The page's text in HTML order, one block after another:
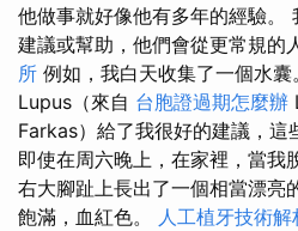
他做事就好像他有多年的經驗。
建議或幫助，他們會從更常規的
所 例如，我白天收集了一個水囊
Lupus（來自 台胞證過期怎麼辦
Farkas）給了我很好的建議，這
即使在周六晚上，在家裡，當我
右大腳趾上長出了一個相當漂
飽滿，血紅色。
人工植牙技術解